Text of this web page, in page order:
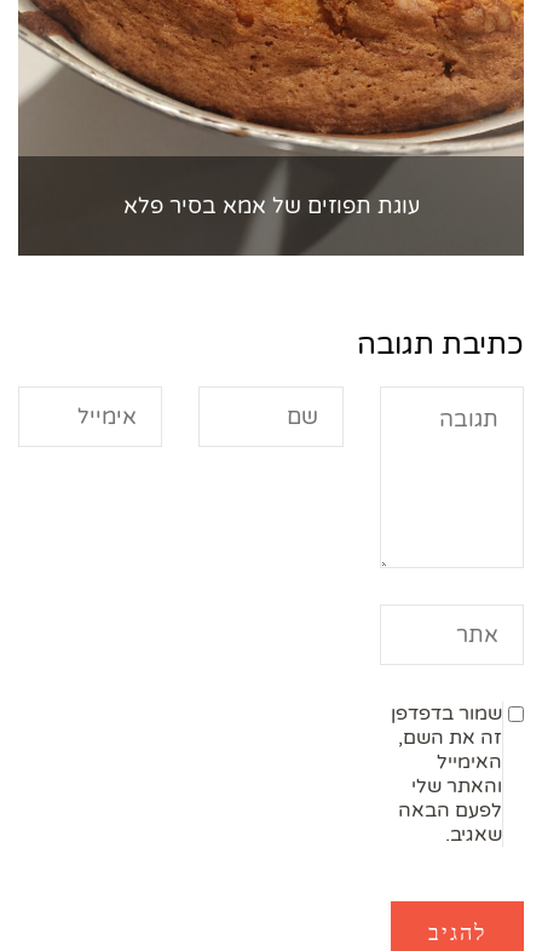
עוגת תפוזים של אמא בסיר פלא
כתיבת תגובה
שמור בדפדפן
זה את השם,
האימייל
והאתר שלי
לפעם הבאה
שאגיב.